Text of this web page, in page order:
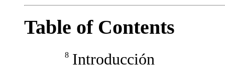
Table of Contents
8 Introducción